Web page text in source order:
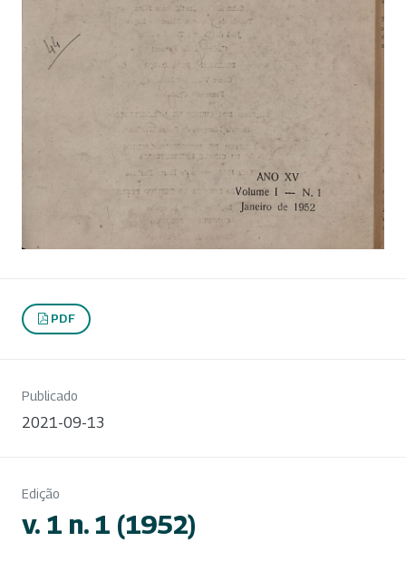
PDF
Publicado
2021-09-13
Edição
v. 1 n. 1 (1952)